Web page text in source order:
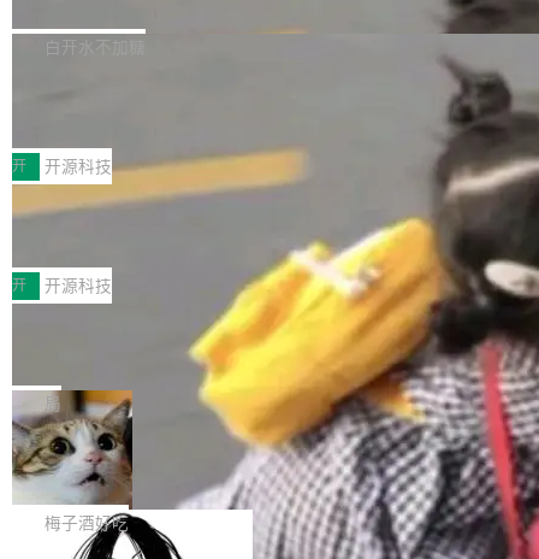
个主 agent 循环，外加一组后台 agent。这些后
库，并将作为transport接入Mooncake TENT。
MPComm将作为一种传输引擎接入Mooncake T
ENT，实现零拷贝传输性能提升30%、非零拷贝
传输性能最高提升5倍。UCL-MPComm底层基
于自研UCL-Engine通信引擎，后续腾讯网平将
持续开源更多基于UCL-Engine的高性能通信组
件。 腾讯网平团队在UCL-MPComm中实现了一
个独立于业务线程的全局通信引擎（Engine），
白开水不加糖
型案例入选名单》，深信服“面向企业研发场景的
开源 AI 编程平台 CoStrict 应用”凭借卓越的技术
创新与落地成效成功入选。 全链路私有化部署，
助力企业AI研发安全落地 当前，越来越多企业已
经开始引入 AI Coding 工具，通过调用公有云模
型或企业内部部署模型提升研发效率。但随着 AI
Coding 从个人辅助工具逐步走向团队级、组织
级应用，企业在规模化落地过程中，对安全性、
可控性和代码质量提出了更高要求。 首先是数据
安全与合规要求。对于大多数普通研发场景，公
有云模型能够满足快速试用和效率提升的需求。
但对于金融、能源、医疗等对数据安全要求较...
开 开源科技
深信服AI算力网关入选工信部人工智能
前不久，工业和信息化部正式发布《2025年人工
智能应用典型案例名单》，集中展示人工智能在
各领域的应用成果，覆盖技术底座、行业赋能、
产品应用、支撑保障、专题等五大方向。深信服
AI算力网关（AI创新平台）成功入选！ 随着各行
各业的Agent走向规模化建设，算力构成形态逐
渐丰富，用户关注的重点也在发生变化：不只是
让AI用起来，还要进一步看清混合算力时代下，
Token花在哪里、算力是否被充分利用，以及持
续增长的AI成本该如何优化。 深信服AI算力网关
正是围绕这些实际问题，从Token治理和成本治
开 开源科技
Jeff Dean 离开 Google：一个时代的结
束，一个实验室的开始
Google 员工编号 20。MapReduce 作者之一。
Bigtable 作者之一。TensorFlow 的作者之一。
Gemini 的架构师。Google 首席科学家。 Jeff D
ean 在 Google 工作了 27 年后，宣布离职。 他
不是一个人走。一同离开的还有 Sanjay Ghema
wat（Google 员工编号 23，Jeff Dean 二十多
年的编程搭档，MapReduce 和 Bigtable 的共同
局
🔥 SolonCode v2026.8.4 发布：界面
字体可调、22 种语言、记忆搜索增强
打开终端就能上岗的全中文编码智能体，这一轮
把「看得清、用母语、记得住」三件事一次补
齐。 SolonCode 是什么 SolonCode 是杭州无
梅子酒好吃